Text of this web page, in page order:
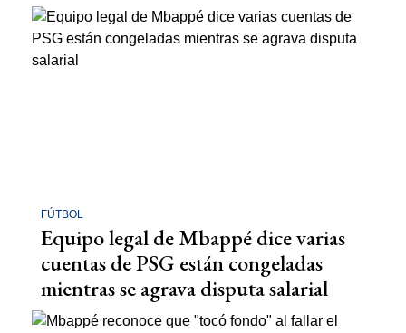
FÚTBOL
Equipo legal de Mbappé dice varias
cuentas de PSG están congeladas
mientras se agrava disputa salarial